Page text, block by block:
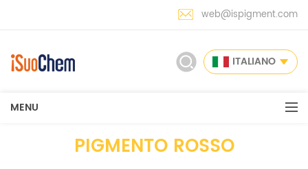
web@ispigment.com
ITALIANO
MENU
PIGMENTO ROSSO